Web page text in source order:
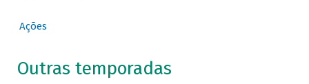
Ações
Outras temporadas